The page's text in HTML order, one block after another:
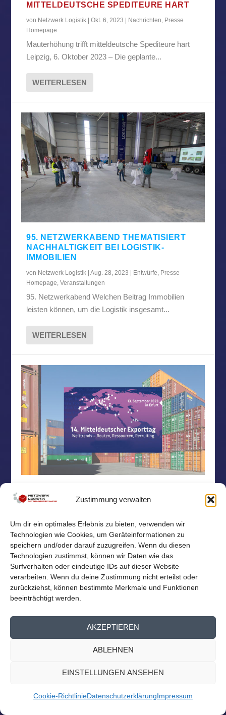
Zustimmung verwalten
Um dir ein optimales Erlebnis zu bieten, verwenden wir
Technologien wie Cookies, um Geräteinformationen zu
speichern und/oder darauf zuzugreifen. Wenn du diesen
Technologien zustimmst, können wir Daten wie das
Surfverhalten oder eindeutige IDs auf dieser Website
verarbeiten. Wenn du deine Zustimmung nicht erteilst oder
zurückziehst, können bestimmte Merkmale und Funktionen
beeinträchtigt werden.
AKZEPTIEREN
ABLEHNEN
EINSTELLUNGEN ANSEHEN
Cookie-RichtlinieDatenschutzerklärungImpressum
MITTELDEUTSCHE SPEDITEURE HART
von Netzwerk Logistik |Okt. 6, 2023 Nachrichten, Presse
Homepage
Mauterhöhung trifft mitteldeutsche Spediteure hart
Leipzig, 6. Oktober 2023 – Die geplante...
WEITERLESEN
95. NETZWERKABEND THEMATISIERT
NACHHALTIGKEIT BEI LOGISTIK-
IMMOBILIEN
von Netzwerk Logistik |Aug. 28, 2023 Entwürfe, Presse
Homepage,Veranstaltungen
95. Netzwerkabend Welchen Beitrag Immobilien
leisten können, um die Logistik insgesamt...
WEITERLESEN
MITTELDEUTSCHEN EXPORTTAG
Homepage
Logistiknetzwerk beim Mitteldeutschen Exporttag Am
13. September findet der 14. Mitteldeutsche...
WEITERLESEN